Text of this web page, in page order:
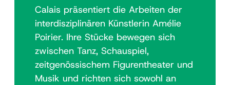
Calais präsentiert die Arbeiten der
interdisziplinären Künstlerin Amélie
Poirier. Ihre Stücke bewegen sich
zwischen Tanz, Schauspiel,
zeitgenössischem Figurentheater und
Musik und richten sich sowohl an